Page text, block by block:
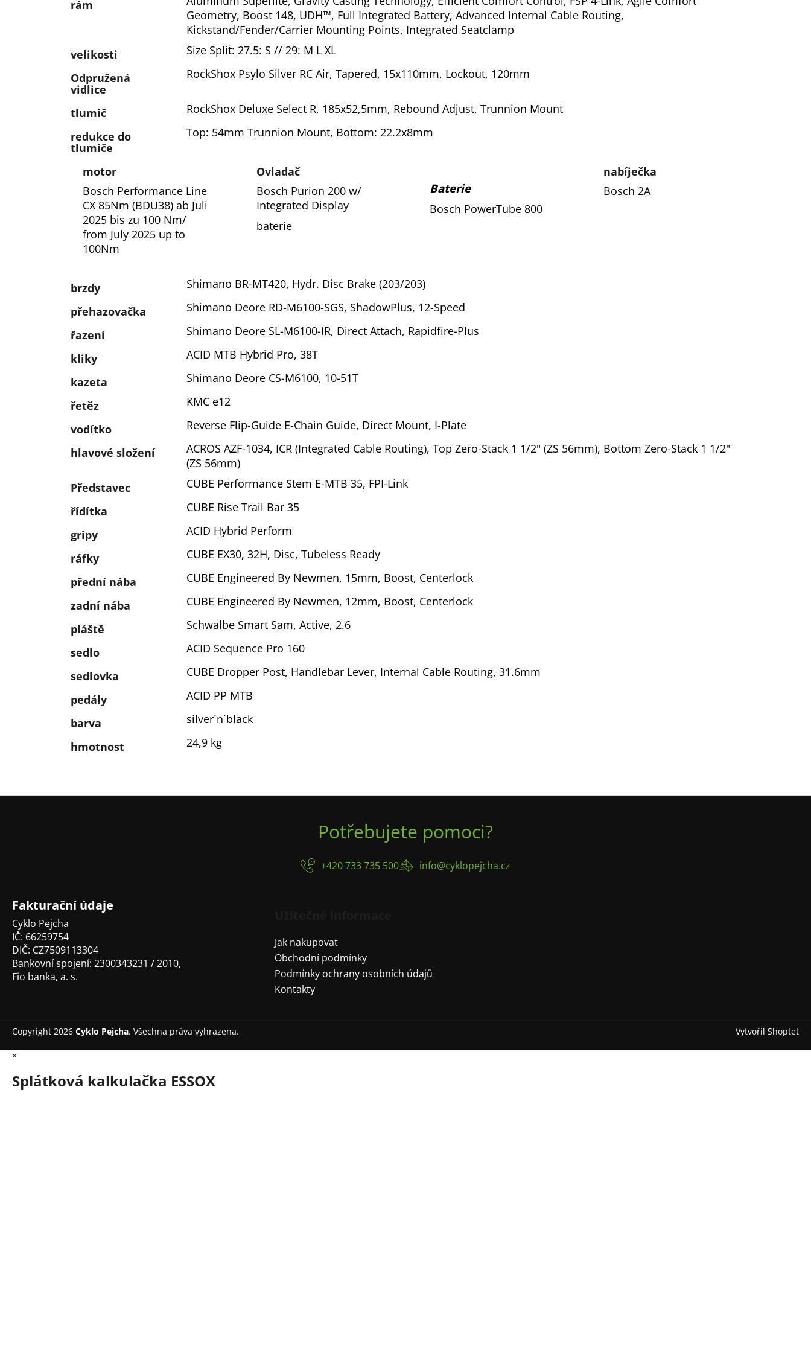
rám
Geometry, Boost 148, UDH™, Full Integrated Battery, Advanced Internal Cable Routing,
Kickstand/Fender/Carrier Mounting Points, Integrated Seatclamp
velikosti
Size Split: 27.5: S // 29: M L XL
Odpružená
vidlice
RockShox Psylo Silver RC Air, Tapered, 15x110mm, Lockout, 120mm
tlumič
RockShox Deluxe Select R, 185x52,5mm, Rebound Adjust, Trunnion Mount
redukce do
tlumiče
Top: 54mm Trunnion Mount, Bottom: 22.2x8mm
motor
Bosch Performance Line
CX 85Nm (BDU38) ab Juli
2025 bis zu 100 Nm/
from July 2025 up to
100Nm
Ovladač
Bosch Purion 200 w/
Integrated Display
baterie
Baterie
Bosch PowerTube 800
nabíječka
Bosch 2A
brzdy
Shimano BR-MT420, Hydr. Disc Brake (203/203)
přehazovačka
Shimano Deore RD-M6100-SGS, ShadowPlus, 12-Speed
řazení
Shimano Deore SL-M6100-IR, Direct Attach, Rapidfire-Plus
kliky
ACID MTB Hybrid Pro, 38T
kazeta
Shimano Deore CS-M6100, 10-51T
řetěz
KMC e12
vodítko
Reverse Flip-Guide E-Chain Guide, Direct Mount, I-Plate
hlavové složení
ACROS AZF-1034, ICR (Integrated Cable Routing), Top Zero-Stack 1 1/2" (ZS 56mm), Bottom Zero-Stack 1 1/2"
(ZS 56mm)
Představec
CUBE Performance Stem E-MTB 35, FPI-Link
řídítka
CUBE Rise Trail Bar 35
gripy
ACID Hybrid Perform
ráfky
CUBE EX30, 32H, Disc, Tubeless Ready
přední nába
CUBE Engineered By Newmen, 15mm, Boost, Centerlock
zadní nába
CUBE Engineered By Newmen, 12mm, Boost, Centerlock
pláště
Schwalbe Smart Sam, Active, 2.6
sedlo
ACID Sequence Pro 160
sedlovka
CUBE Dropper Post, Handlebar Lever, Internal Cable Routing, 31.6mm
pedály
ACID PP MTB
barva
silver´n´black
hmotnost
24,9 kg
Z
Potřebujete pomoci?
+420 733 735 500 info@cyklopejcha.cz
Fakturační údaje
Cyklo Pejcha
IČ: 66259754
DIČ: CZ7509113304
Bankovní spojení: 2300343231 / 2010,
Fio banka, a. s.
Jak nakupovat
Obchodní podmínky
Podmínky ochrany osobních údajů
Kontakty
Vytvořil Shoptet
Copyright 2026 Cyklo Pejcha. Všechna práva vyhrazena.
×
Splátková kalkulačka ESSOX